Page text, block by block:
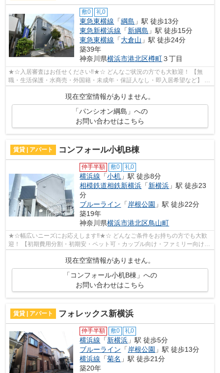
敷0 礼0
東急東横線 「綱島 」駅 徒歩13分
東急新横浜線 「新綱島 」駅 徒歩15分
東急東横線 「大倉山 」駅 徒歩24分
築39年
神奈川県横浜市港北区樽町３丁目
★☆入居審査はお任せください‼★☆ どんなご状況の方でも大歓迎！ 【無
職・生活保護・水商売・外国籍・未成年・保証人なし・即入居希望など】 ネ
ット非公開の物件からもお探し致します‼ ...
現在空室情報がありません。
「パンシオン綱島」への
お問い合わせはこちら
賃貸 | アパート コンフォール小机B棟
仲手半額 敷0 礼0
横浜線 「小机 」駅 徒歩8分
相模鉄道相鉄新横浜 「新横浜 」駅 徒歩23
分
ブルーライン 「岸根公園 」駅 徒歩22分
築19年
神奈川県横浜市港北区鳥山町
★☆幅広いニーズにお応えします‼★☆ どんなご条件をお持ちの方でも大歓
迎！ 【初期費用分割・初期安・ペット可・カップル向け・ファミリー向け・
現在空室情報がありません。
「コンフォール小机B棟」への
お問い合わせはこちら
賃貸 | アパート フォレックス新横浜
仲手半額 敷0 礼0
横浜線 「新横浜 」駅 徒歩5分
ブルーライン 「 岸根公園 」駅 徒歩13分
横浜線 「菊名 」駅 徒歩21分
築20年